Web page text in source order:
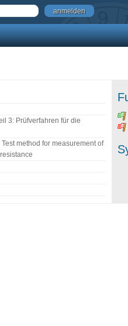
anmelden
3: Prüfverfahren für die
method for measurement of